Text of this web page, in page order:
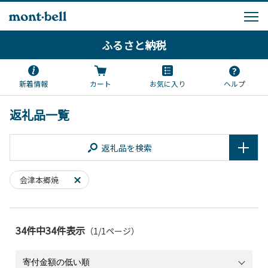
ふるさと納税
新着情報 カート お気に入り ヘルプ
返礼品一覧
返礼品を検索
会津本郷焼
34件中34件表示 （1/1ページ）